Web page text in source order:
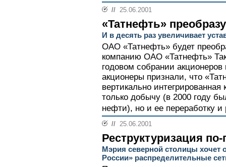
// 25.06.2001
«Татнефть»
И в десять раз увеличивает
ОАО «Татнефть» будет
компанию ОАО «Татнефть»
годовом собрании
акционеры признали, что
вертикально
только добычу (в 2000 году
нефти), но и ее переработку
// 25.06.2001
Реструктуризация по-
Мэрия северной столицы хочет
России» распределительные